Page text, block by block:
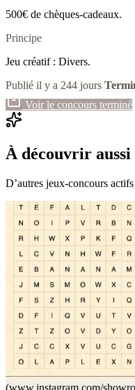
500€ de chèques-cadeaux.
Principe
Jeu créatif : Divers.
Publié il y a 244 jours
Voir le concours terminé
À découvrir aussi
D’autres jeux-concours
(www.instagram.com/